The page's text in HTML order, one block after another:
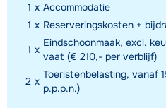
1 x Accommodatie
1 x Reserveringskosten +
1 x
Eindschoonmaak, excl.
vaat (€ 210,- per verblijf)
2 x
Toeristenbelasting, vanaf
p.p.p.n.)